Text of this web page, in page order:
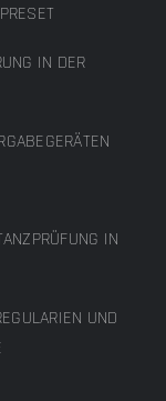
IN DER
IN
UND